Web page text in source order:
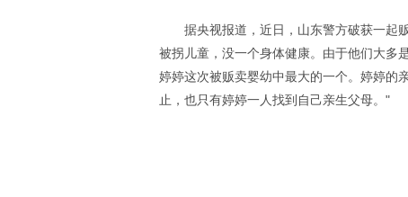
据央视报道，近日，山东警方破获一起
被拐儿童，没一个身体健康。由于他们大多
婷婷这次被贩卖婴幼中最大的一个。婷婷的
止，也只有婷婷一人找到自己亲生父母。"